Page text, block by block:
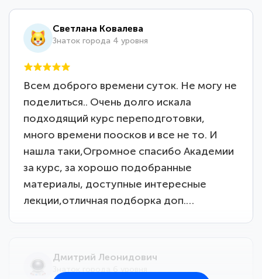
Светлана Ковалева
Знаток города 4 уровня
Всем доброго времени суток. Не могу не
поделиться.. Очень долго искала
подходящий курс переподготовки,
много времени поосков и все не то. И
нашла таки,Огромное спасибо Академии
за курс, за хорошо подобранные
материалы, доступные интересные
лекции,отличная подборка доп.…
Дмитрий Леонидович